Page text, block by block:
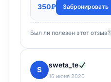
350₽ Забронировать
Был ли полезен этот отзыв?
S
sweta_te
16 июня 2020